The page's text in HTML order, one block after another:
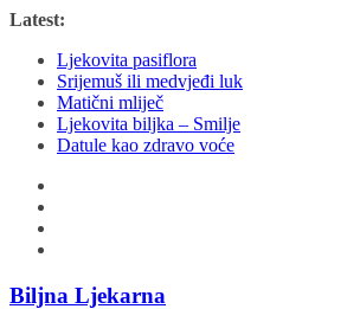
Skip
content
Latest:
Ljekovita pasiflora
Srijemuš ili medvjeđi luk
Matični mliječ
Ljekovita biljka – Smilje
Datule kao zdravo voće
Biljna Ljekarna